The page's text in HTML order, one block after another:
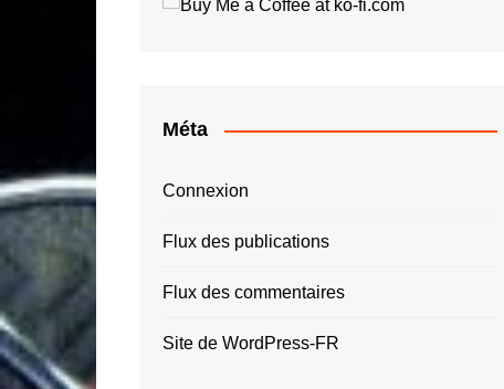
Roger Tallon
Méta
Connexion
Flux des publications
Flux des commentaires
Site de WordPress-FR